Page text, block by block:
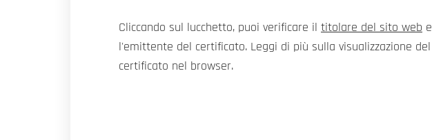
Cliccando sul lucchetto, puoi verificare il titolare del sito web e
l'emittente del certificato. Leggi di più sulla visualizzazione del
certificato nel browser.